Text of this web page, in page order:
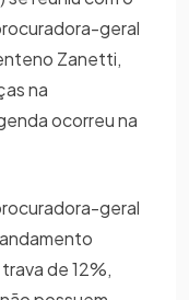
geral
Zanetti,
na
ocorreu na
geral
de 12%,